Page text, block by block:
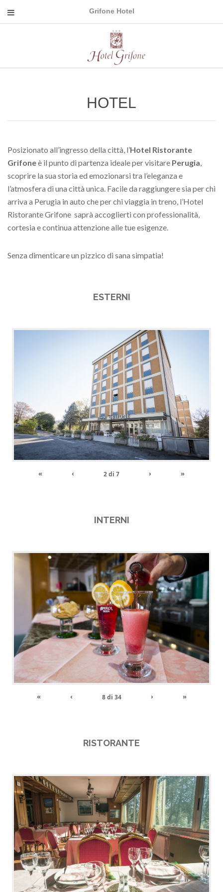
Grifone Hotel
HOTEL
Posizionato all’ingresso della città, l’Hotel Ristorante
Grifoneè il punto di partenza ideale per visitare Perugia,
scoprire la sua storia ed emozionarsi tra l’eleganza e
l’atmosfera di una città unica. Facile da raggiungere sia per chi
arriva a Perugia in auto che per chi viaggia in treno, l’Hotel
Ristorante Grifone saprà accoglierti con professionalità,
cortesia e continua attenzione alle tue esigenze.
Senza dimenticare un pizzico di sana simpatia!
ESTERNI
« ‹ 2di 7 › »
INTERNI
« ‹ 8di 34 › »
RISTORANTE